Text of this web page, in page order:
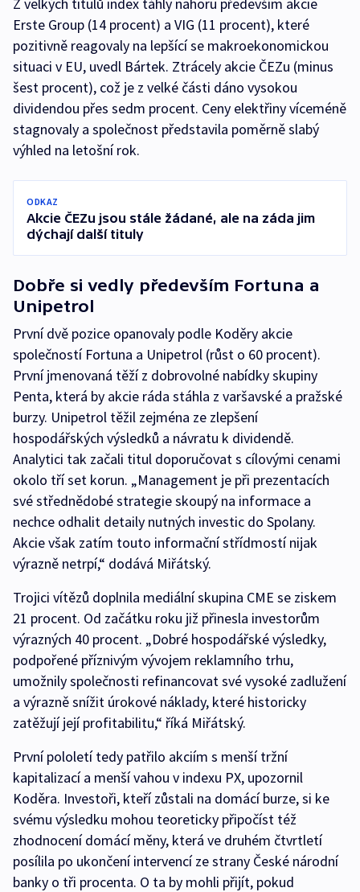
Erste Group (14 procent) a VIG (11 procent), které
pozitivně reagovaly na lepšící se makroekonomickou
situaci v EU, uvedl Bártek. Ztrácely akcie ČEZu (minus
šest procent), což je z velké části dáno vysokou
dividendou přes sedm procent. Ceny elektřiny víceméně
stagnovaly a společnost představila poměrně slabý
výhled na letošní rok.
ODKAZ
Akcie ČEZu jsou stále žádané, ale na záda jim
dýchají další tituly
Dobře si vedly především Fortuna a
Unipetrol
První dvě pozice opanovaly podle Koděry akcie
společností Fortuna a Unipetrol (růst o 60 procent).
První jmenovaná těží z dobrovolné nabídky skupiny
Penta, která by akcie ráda stáhla z varšavské a pražské
burzy. Unipetrol těžil zejména ze zlepšení
hospodářských výsledků a návratu k dividendě.
Analytici tak začali titul doporučovat s cílovými cenami
okolo tří set korun. „Management je při prezentacích
své střednědobé strategie skoupý na informace a
nechce odhalit detaily nutných investic do Spolany.
Akcie však zatím touto informační střídmostí nijak
výrazně netrpí,“ dodává Miřátský.
Trojici vítězů doplnila mediální skupina CME se ziskem
21 procent. Od začátku roku již přinesla investorům
výrazných 40 procent. „Dobré hospodářské výsledky,
podpořené příznivým vývojem reklamního trhu,
umožnily společnosti refinancovat své vysoké zadlužení
a výrazně snížit úrokové náklady, které historicky
zatěžují její profitabilitu,“ říká Miřátský.
První pololetí tedy patřilo akciím s menší tržní
kapitalizací a menší vahou v indexu PX, upozornil
Koděra. Investoři, kteří zůstali na domácí burze, si ke
svému výsledku mohou teoreticky připočíst též
zhodnocení domácí měny, která ve druhém čtvrtletí
posílila po ukončení intervencí ze strany České národní
banky o tři procenta. O ta by mohli přijít, pokud